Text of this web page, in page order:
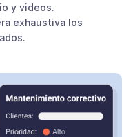
y videos.
exhaustiva los